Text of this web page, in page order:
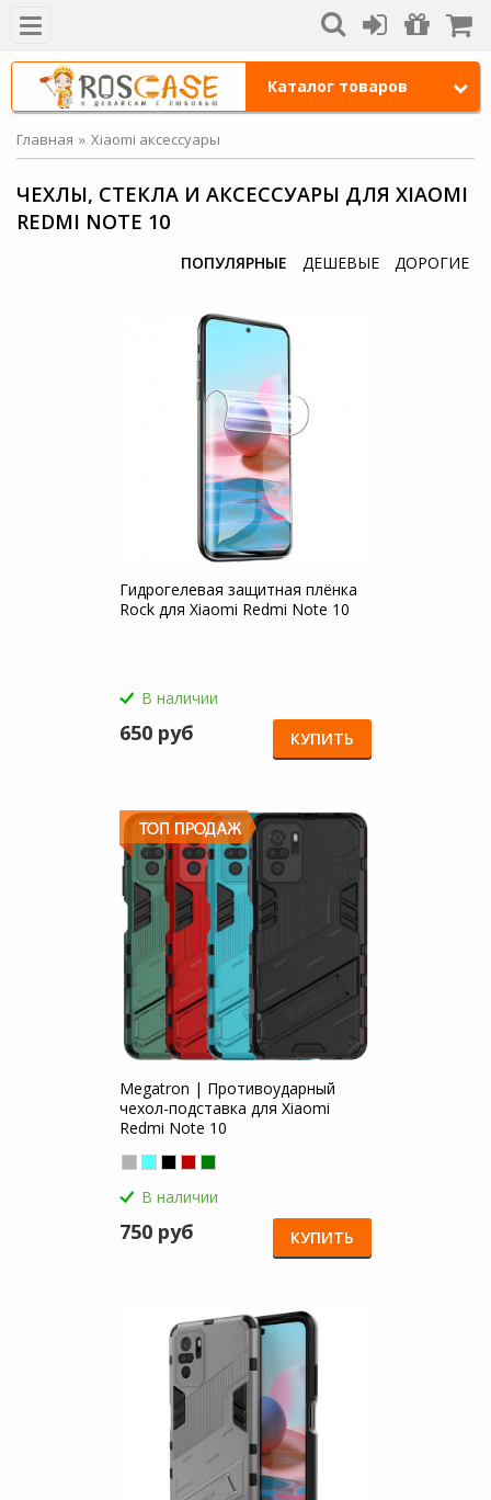
Каталог товаров
Главная Xiaomi аксессуары
ЧЕХЛЫ, СТЕКЛА И АКСЕССУАРЫ ДЛЯ XIAOMI
REDMI NOTE 10
ПОПУЛЯРНЫЕ ДЕШЕВЫЕ ДОРОГИЕ
Гидрогелевая защитная плёнка
Rock для Xiaomi Redmi Note 10
В наличии
650 руб КУПИТЬ
Megatron | Противоударный
чехол-подставка для Xiaomi
Redmi Note 10
В наличии
750 руб КУПИТЬ